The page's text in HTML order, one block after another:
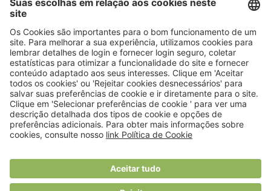
© 2018 Viver Saudável